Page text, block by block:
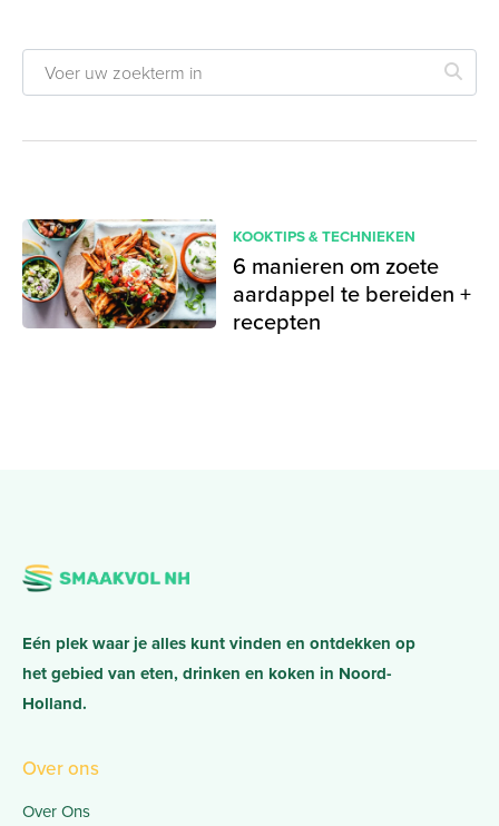
KOOKTIPS & TECHNIEKEN
6 manieren om zoete
aardappel te bereiden +
recepten
Eén plek waar je alles kunt vinden en ontdekken op
het gebied van eten, drinken en koken in Noord-
Holland.
Over ons
Over Ons